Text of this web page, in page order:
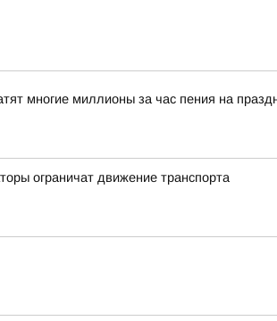
многие миллионы за час пения на
ограничат движение транспорта